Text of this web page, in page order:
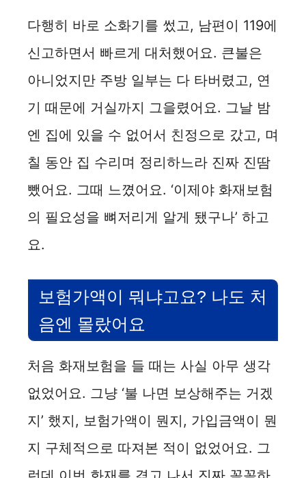
다행히 바로 소화기를 썼고, 남편이 119에
신고하면서 빠르게 대처했어요. 큰불은
아니었지만 주방 일부는 다 타버렸고, 연
기 때문에 거실까지 그을렸어요. 그날 밤
엔 집에 있을 수 없어서 친정으로 갔고, 며
칠 동안 집 수리며 정리하느라 진짜 진땀
뺐어요. 그때 느꼈어요. ‘이제야 화재보험
의 필요성을 뼈저리게 알게 됐구나’ 하고
요.
보험가액이 뭐냐고요? 나도 처
음엔 몰랐어요
처음 화재보험을 들 때는 사실 아무 생각
없었어요. 그냥 ‘불 나면 보상해주는 거겠
지’ 했지, 보험가액이 뭔지, 가입금액이 뭔
지 구체적으로 따져본 적이 없었어요. 그